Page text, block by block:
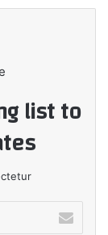
list to
بريدك